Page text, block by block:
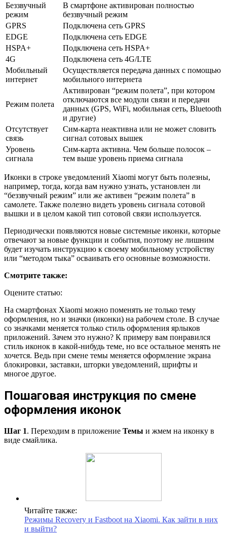
Беззвучный
режим
В смартфоне активирован полностью
беззвучный режим
GPRS
Подключена сеть GPRS
EDGE
Подключена сеть EDGE
HSPA+
Подключена сеть HSPA+
4G
Подключена сеть 4G/LTE
Мобильный
интернет
Осуществляется передача данных с помощью
мобильного интернета
Режим полета
Активирован “режим полета”, при котором
отключаются все модули связи и передачи
данных (GPS, WiFi, мобильная сеть, Bluetooth
и другие)
Отсутствует
связь
Сим-карта неактивна или не может словить
сигнал сотовых вышек
Уровень
сигнала
Сим-карта активна. Чем больше полосок –
тем выше уровень приема сигнала
Иконки в строке уведомлений Xiaomi могут быть полезны,
например, тогда, когда вам нужно узнать, установлен ли
“беззвучный режим” или же активен “режим полета” в
самолете. Также полезно видеть уровень сигнала сотовой
вышки и в целом какой тип сотовой связи используется.
Периодически появляются новые системные иконки, которые
отвечают за новые функции и события, поэтому не лишним
будет изучать инструкцию к своему мобильному устройству
или “методом тыка” осваивать его основные возможности.
Смотрите также:
Оцените статью:
На смартфонах Xiaomi можно поменять не только тему
оформления, но и значки (иконки) на рабочем столе. В случае
со значками меняется только стиль оформления ярлыков
приложений. Зачем это нужно? К примеру вам понравился
стиль иконок в какой-нибудь теме, но все остальное менять не
хочется. Ведь при смене темы меняется оформление экрана
блокировки, заставки, шторки уведомлений, шрифты и
многое другое.
Пошаговая инструкция по смене
оформления иконок
Шаг 1. Переходим в приложение Темы и жмем на иконку в
виде смайлика.
Читайте также:
Режимы Recovery и Fastboot на Xiaomi. Как зайти в них
и выйти?